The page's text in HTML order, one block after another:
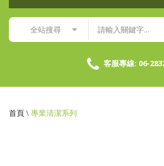
全站搜尋
客服專線: 06-
首頁\專業清潔系列